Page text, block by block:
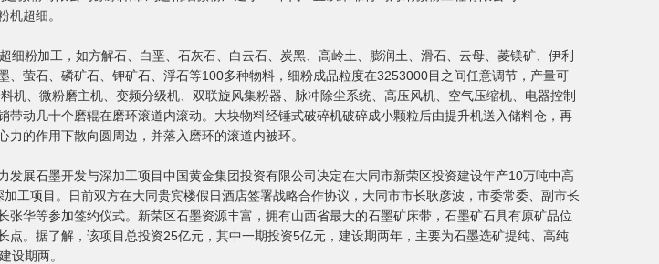
机超细。
粉加工，如方解石、白垩、石灰石、白云石、炭黑、高岭土、膨润土、滑石、云母、菱镁矿、伊利
萤石、磷矿石、钾矿石、浮石等100多种物料，细粉成品粒度在3253000目之间任意调节，产量可
、微粉磨主机、变频分级机、双联旋风集粉器、脉冲除尘系统、高压风机、空气压缩机、电器控制
动几十个磨辊在磨环滚道内滚动。大块物料经锤式破碎机破碎成小颗粒后由提升机送入储料仓，再
的作用下散向圆周边，并落入磨环的滚道内被环。
展石墨开发与深加工项目中国黄金集团投资有限公司决定在大同市新荣区投资建设年产10万吨中高
工项目。日前双方在大同贵宾楼假日酒店签署战略合作协议，大同市市长耿彦波，市委常委、副市长
华等参加签约仪式。新荣区石墨资源丰富，拥有山西省最大的石墨矿床带，石墨矿石具有原矿品位
。据了解，该项目总投资25亿元，其中一期投资5亿元，建设期两年，主要为石墨选矿提纯、高纯
设期两。